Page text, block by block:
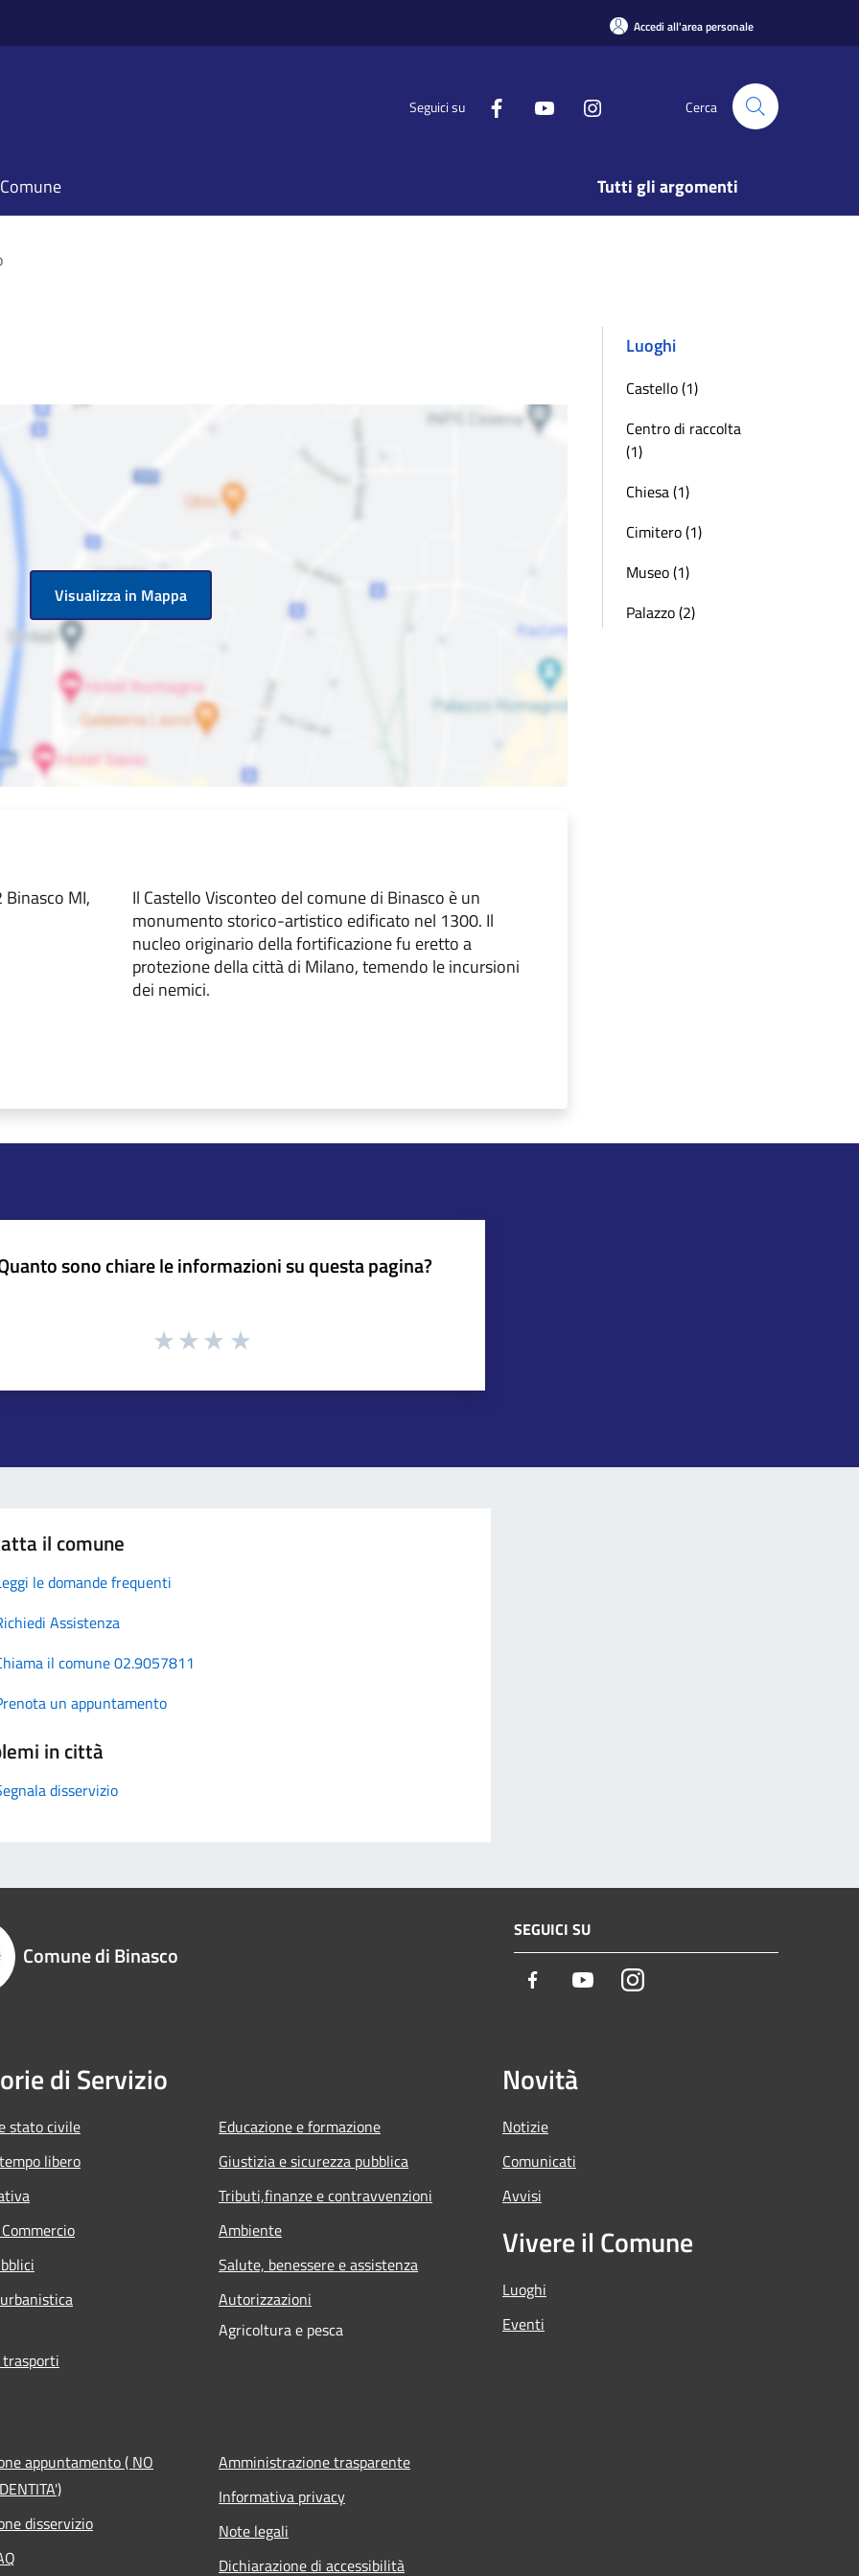
Accedi all'area personale
Seguici su Cerca
Tutti gli argomenti
Visualizza in Mappa
MI,
Il Castello Visconteo del comune di Binasco è un
monumento storico-artistico edificato nel 1300. Il
nucleo originario della fortificazione fu eretto a
protezione della città di Milano, temendo le incursioni
dei nemici.
Luoghi
Castello (1)
Centro di raccolta
(1)
Chiesa (1)
Cimitero (1)
Museo (1)
Palazzo (2)
sono chiare le informazioni su questa pagina?
il comune
le domande frequenti
Assistenza
il comune 02.9057811
un appuntamento
in città
disservizio
Comune di Binasco
SEGUICI SU
Facebook YoutubeInstagram
di Servizio
stato civile
libero
Educazione e formazione
Giustizia e sicurezza pubblica
Tributi,finanze e contravvenzioni
Ambiente
Salute, benessere e assistenza
Autorizzazioni
Agricoltura e pesca
Novità
Notizie
Comunicati
Avvisi
Vivere il Comune
Luoghi
Eventi
appuntamento ( NO
disservizio
Amministrazione trasparente
Informativa privacy
Note legali
Dichiarazione di accessibilità